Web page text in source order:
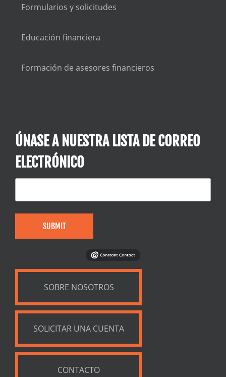
Formularios y solicitudes
Educación financiera
Formación de asesores financieros
ÚNASE A NUESTRA LISTA DE CORREO
ELECTRÓNICO
SUBMIT
SOBRE NOSOTROS
SOLICITAR UNA CUENTA
CONTACTO